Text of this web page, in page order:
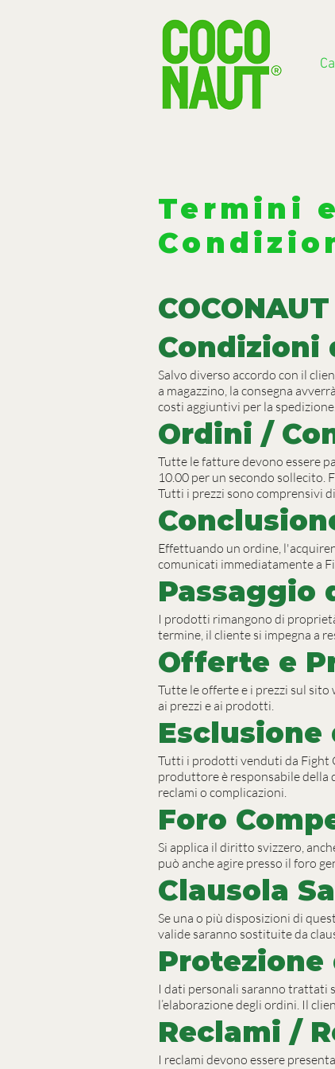
Termini e
Condizioni
Salvo diverso accordo con il
a magazzino, la consegna
costi aggiuntivi per la
Ordini /
Tutte le fatture devono essere
10.00 per un secondo
Tutti i prezzi sono comprensivi
Effettuando un ordine,
comunicati immediatamente a
Passaggio
I prodotti rimangono di
termine, il cliente si impegna a
Offerte e
Tutte le offerte e i prezzi sul
ai prezzi e ai prodotti.
Tutti i prodotti venduti da Fight
produttore è responsabile della
reclami o complicazioni.
Foro
Si applica il diritto svizzero,
può anche agire presso il foro
Clausola
Se una o più disposizioni di
valide saranno sostituite da
Protezione
I dati personali saranno trattati
l’elaborazione degli ordini. Il
Reclami /
I reclami devono essere